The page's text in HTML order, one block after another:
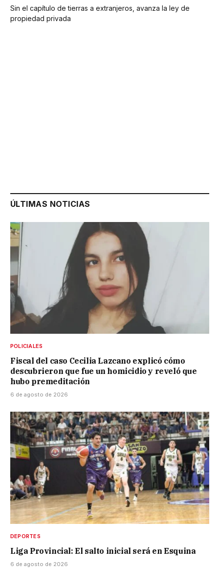
Sin el capítulo de tierras a extranjeros, avanza la ley de
propiedad privada
ÚLTIMAS NOTICIAS
POLICIALES
Fiscal del caso Cecilia Lazcano explicó cómo
descubrieron que fue un homicidio y reveló que
hubo premeditación
6 de agosto de 2026
DEPORTES
Liga Provincial: El salto inicial será en Esquina
6 de agosto de 2026